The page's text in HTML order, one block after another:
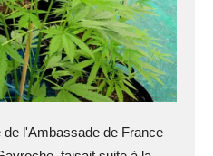
l'Ambassade de France